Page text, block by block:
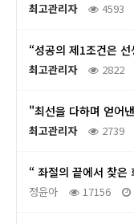
최고관리자 4593
“성공의 제1조건은
최고관리자 2822
"최선을 다하며 얻어
최고관리자 2739
“ 좌절의 끝에서 찾은
정윤아 17156